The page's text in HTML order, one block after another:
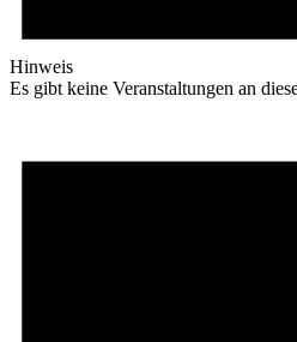
Hinweis
Es gibt keine Veranstaltungen an